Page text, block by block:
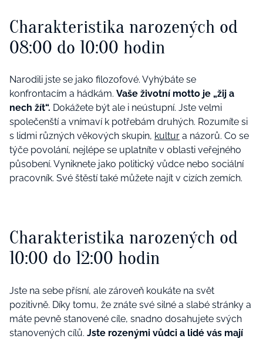
Charakteristika narozených od
08:00 do 10:00 hodin
Narodili jste se jako filozofové. Vyhýbáte se
konfrontacím a hádkám. Vaše životní motto je „žij a
nech žít“. Dokážete být ale i neústupní. Jste velmi
společenští a vnímaví k potřebám druhých. Rozumíte si
s lidmi různých věkových skupin, kultur a názorů. Co se
týče povolání, nejlépe se uplatníte v oblasti veřejného
působení. Vyniknete jako politický vůdce nebo sociální
pracovník. Své štěstí také můžete najít v cizích zemích.
Charakteristika narozených od
10:00 do 12:00 hodin
Jste na sebe přísní, ale zároveň koukáte na svět
pozitivně. Díky tomu, že znáte své silné a slabé stránky a
máte pevně stanovené cíle, snadno dosahujete svých
stanovených cílů. Jste rozenými vůdci a lidé vás mají